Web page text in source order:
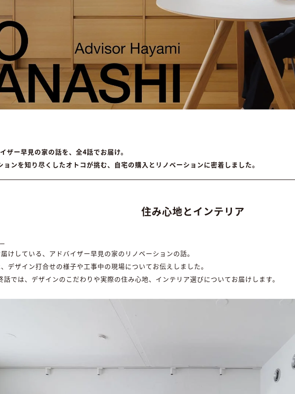
ザー早見の家の話を、全4話でお届け。
ョンを知り尽くしたオトコが挑む、自宅の購入とリノベーションに密着しました。
住み心地とインテリア
けしている、アドバイザー早見の家のリノベーションの話。
デザイン打合せの様子や工事中の現場についてお伝えしました。
話では、デザインのこだわりや実際の住み心地、インテリア選びについてお届けします。​​